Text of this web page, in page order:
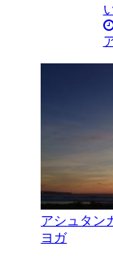
アシュタン
ヨガ